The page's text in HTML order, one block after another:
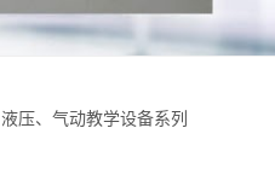
液压、气动教学设备系列